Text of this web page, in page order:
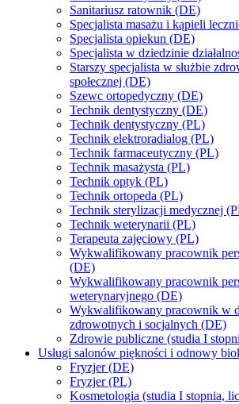
Sanitariusz ratownik (DE)
Specjalista masażu i kąpieli
Specjalista opiekun (DE)
Specjalista w dziedzinie
Starszy specjalista w służbie
społecznej (DE)
Szewc ortopedyczny (DE)
Technik dentystyczny (DE)
Technik dentystyczny (PL)
Technik elektroradialog (PL)
Technik farmaceutyczny (PL)
Technik masażysta (PL)
Technik optyk (PL)
Technik ortopeda (PL)
Technik sterylizacji medycznej
Technik weterynarii (PL)
Terapeuta zajęciowy (PL)
Wykwalifikowany pracownik
(DE)
Wykwalifikowany pracownik
weterynaryjnego (DE)
Wykwalifikowany pracownik w
zdrowotnych i socjalnych (DE)
Zdrowie publiczne (studia I
Usługi salonów piękności i odnowy
Fryzjer (DE)
Fryzjer (PL)
Kosmetologia (studia I stopnia,